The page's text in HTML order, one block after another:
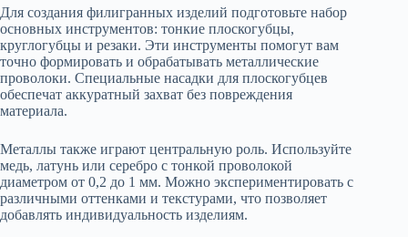
Для создания филигранных изделий подготовьте набор
основных инструментов: тонкие плоскогубцы,
круглогубцы и резаки. Эти инструменты помогут вам
точно формировать и обрабатывать металлические
проволоки. Специальные насадки для плоскогубцев
обеспечат аккуратный захват без повреждения
материала.
Металлы также играют центральную роль. Используйте
медь, латунь или серебро с тонкой проволокой
диаметром от 0,2 до 1 мм. Можно экспериментировать с
различными оттенками и текстурами, что позволяет
добавлять индивидуальность изделиям.